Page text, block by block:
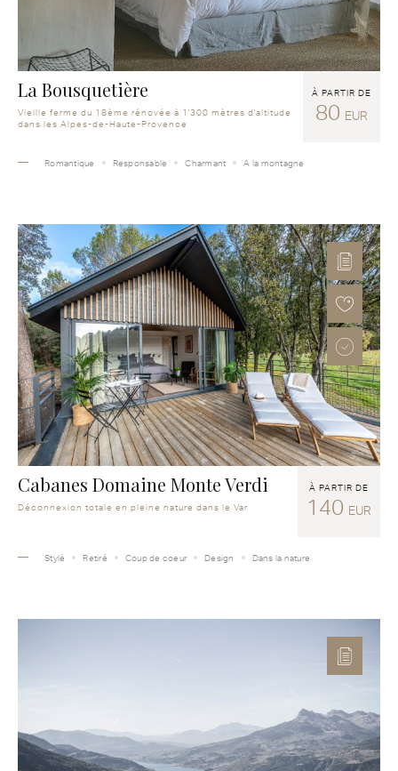
La Bousquetière
Vieille ferme du 18ème rénovée à 1'300 mètres d'altitude
dans les Alpes-de-Haute-Provence
À PARTIR DE
80 EUR
Romantique Responsable Charmant A la montagne
Cabanes Domaine Monte Verdi
Déconnexion totale en pleine nature dans le Var
À PARTIR DE
140 EUR
Stylé Retiré Coup de coeur Design Dans la nature